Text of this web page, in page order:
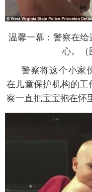
温馨一幕：警察在
心。（
警察将这个小家
在儿童保护机构的
察一直把宝宝抱在怀